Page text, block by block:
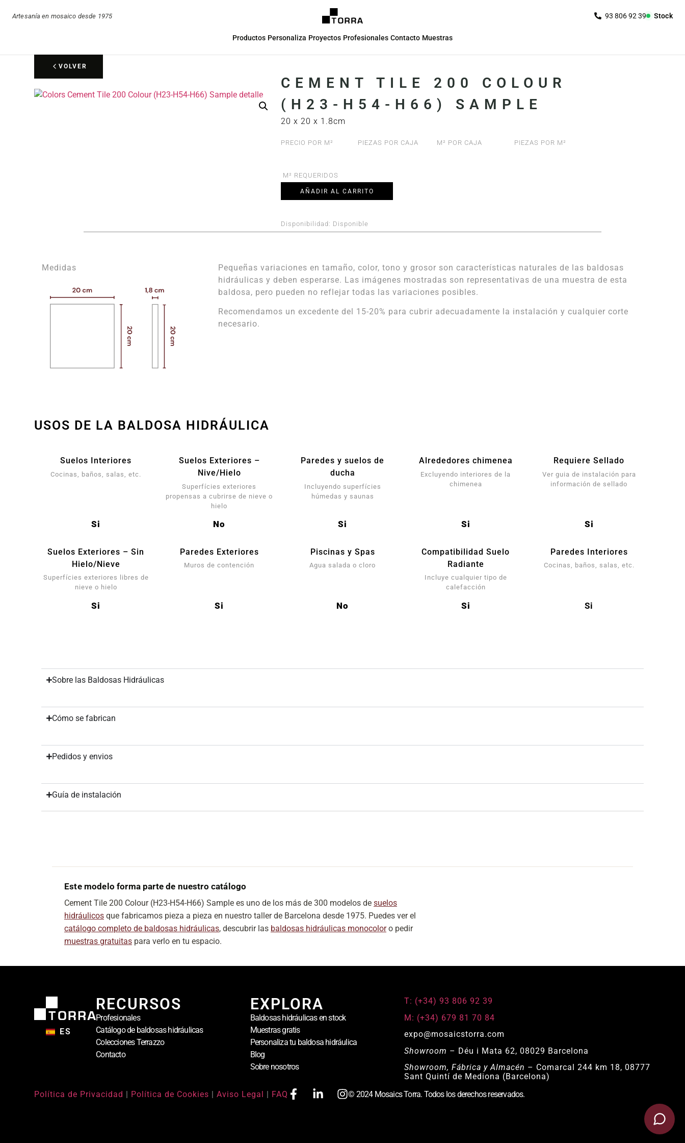
Artesanía en mosaico desde 1975 Stock
Productos Personaliza Proyectos Profesionales Contacto Muestras
VOLVER
CEMENT TILE 200 COLOUR
(H23-H54-H66) SAMPLE
20 x 20 x 1.8cm
PRECIO POR M² PIEZAS POR CAJA M² POR CAJA PIEZAS POR M²
M² REQUERIDOS
AÑADIR AL CARRITO
Disponibilidad: Disponible
Medidas
Pequeñas variaciones en tamaño, color, tono y grosor son características naturales de las baldosas
hidráulicas y deben esperarse. Las imágenes mostradas son representativas de una muestra de esta
baldosa, pero pueden no reflejar todas las variaciones posibles.
Recomendamos un excedente del 15-20% para cubrir adecuadamente la instalación y cualquier corte
necesario.
USOS DE LA BALDOSA HIDRÁULICA
Suelos Interiores
Cocinas, baños, salas, etc.
Si
Suelos Exteriores –
Nive/Hielo
Superfícies exteriores
propensas a cubrirse de nieve o
hielo
No
Paredes y suelos de
ducha
Incluyendo superfícies
húmedas y saunas
Si
Alrededores chimenea
Excluyendo interiores de la
chimenea
Si
Requiere Sellado
Ver guia de instalación para
información de sellado
Si
Suelos Exteriores – Sin
Hielo/Nieve
Superfícies exteriores libres de
nieve o hielo
Si
Paredes Exteriores
Muros de contención
Si
Piscinas y Spas
Agua salada o cloro
No
Compatibilidad Suelo
Radiante
Incluye cualquier tipo de
calefacción
Si
Paredes Interiores
Cocinas, baños, salas, etc.
Si
Sobre las Baldosas Hidráulicas
Cómo se fabrican
Pedidos y envios
Guía de instalación
Este modelo forma parte de nuestro catálogo
Cement Tile 200 Colour (H23-H54-H66) Sample es uno de los más de 300 modelos de suelos
hidráulicos que fabricamos pieza a pieza en nuestro taller de Barcelona desde 1975. Puedes ver el
catálogo completo de baldosas hidráulicas, descubrir las baldosas hidráulicas monocoloro pedir
muestras gratuitas para verlo en tu espacio.
ES
RECURSOS
Profesionales
Catálogo de baldosas hidráulicas
Colecciones Terrazzo
Contacto
EXPLORA
Baldosas hidráulicas en stock
Muestras gratis
Personaliza tu baldosa hidráulica
Blog
Sobre nosotros
T: (+34) 93 806 92 39
M: (+34) 679 81 70 84
expo@mosaicstorra.com
Showroom – Déu i Mata 62, 08029 Barcelona
Showroom, Fábrica y Almacén – Comarcal 244 km 18, 08777
Sant Quintí de Mediona (Barcelona)
Política de Privacidad
Política de Cookies |Aviso Legal FAQ © 2024 Mosaics Torra. Todos los derechos reservados.